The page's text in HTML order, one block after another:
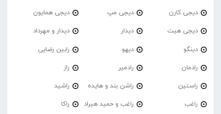
دیجی کارن دیجی مپ دیجی همایون
دیجی هیت دیدار دیدار و مهرداد
دینگو دیهو رابین رضایی
رادمان رادمیر راز
راستین راشن بند و هایده راشید
راغب راغب و حمید هیراد راکا